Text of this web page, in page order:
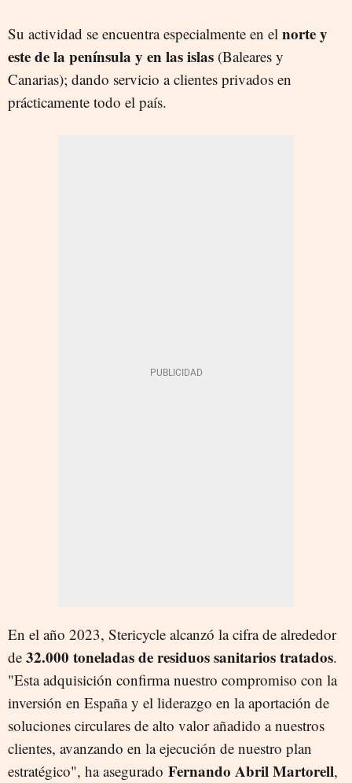
Su actividad se encuentra especialmente en el norte y
este de la península y en las islas (Baleares y
Canarias); dando servicio a clientes privados en
prácticamente todo el país.
En el año 2023, Stericycle alcanzó la cifra de alrededor
de 32.000 toneladas de residuos sanitarios tratados.
"Esta adquisición confirma nuestro compromiso con la
inversión en España y el liderazgo en la aportación de
soluciones circulares de alto valor añadido a nuestros
clientes, avanzando en la ejecución de nuestro plan
estratégico", ha asegurado Fernando Abril Martorell,